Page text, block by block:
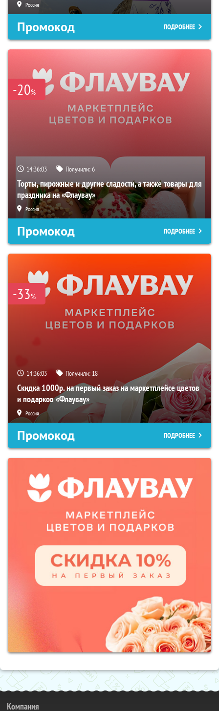
Россия
Промокод ПОДРОБНЕЕ
-20%
14:36:02 Получили:6
Торты, пирожные и другие сладости, а также товары для
праздника на «Флаувау»
Россия
Промокод ПОДРОБНЕЕ
-33%
14:36:02 Получили: 18
Скидка 1000р. на первый заказ на маркетплейсе цветов
и подарков «Флаувау»
Россия
Промокод ПОДРОБНЕЕ
Компания